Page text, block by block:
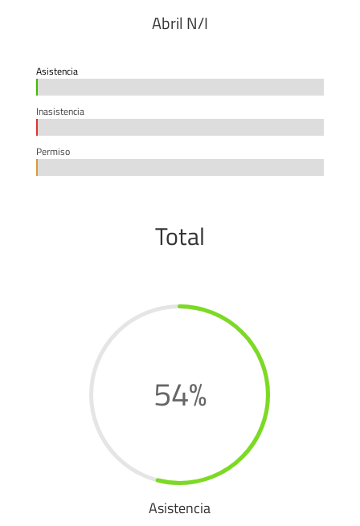
Abril N/I
Asistencia
Inasistencia
Permiso
Total
54%
Asistencia